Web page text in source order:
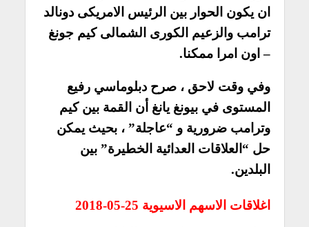
ان يكون الحوار بين الرئيس الامريكى دونالد
ترامب والزعيم الكورى الشمالى كيم جونغ
– اون امرا ممكنا.
وفي وقت لاحق ، صرح دبلوماسي رفيع
المستوى في بيونغ يانغ أن القمة بين كيم
وترامب ضرورية و “عاجلة” ، بحيث يمكن
حل “العلاقات العدائية الخطيرة” بين
البلدين.
اغلاقات الاسهم الاسيوية 25-05-2018